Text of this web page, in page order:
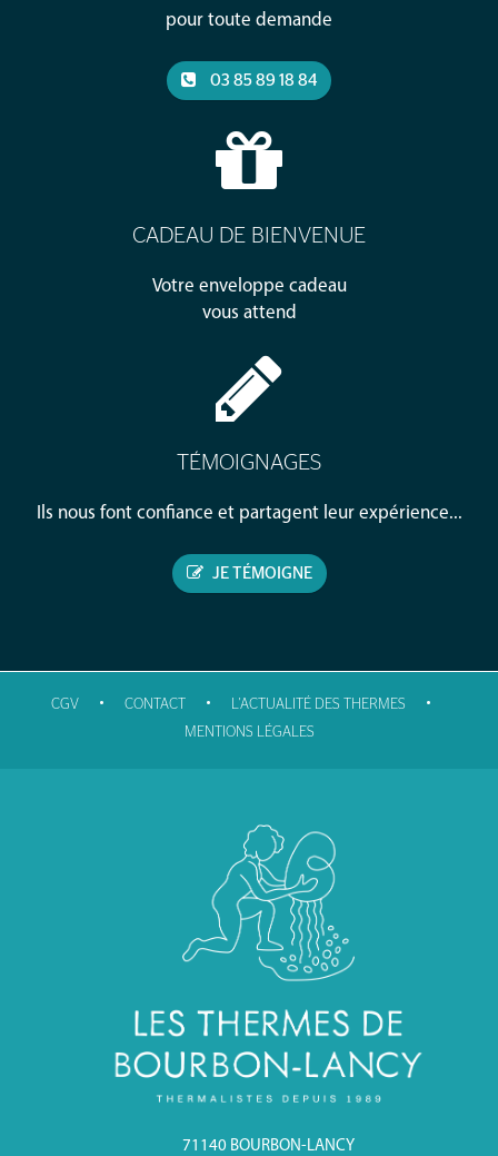
pour toute demande
03 85 89 18 84
CADEAU DE BIENVENUE
Votre enveloppe cadeau
vous attend
TÉMOIGNAGES
Ils nous font confiance et partagent leur expérience...
JE TÉMOIGNE
CGV • CONTACT • L'ACTUALITÉ DES THERMES •
MENTIONS LÉGALES
71140 BOURBON-LANCY